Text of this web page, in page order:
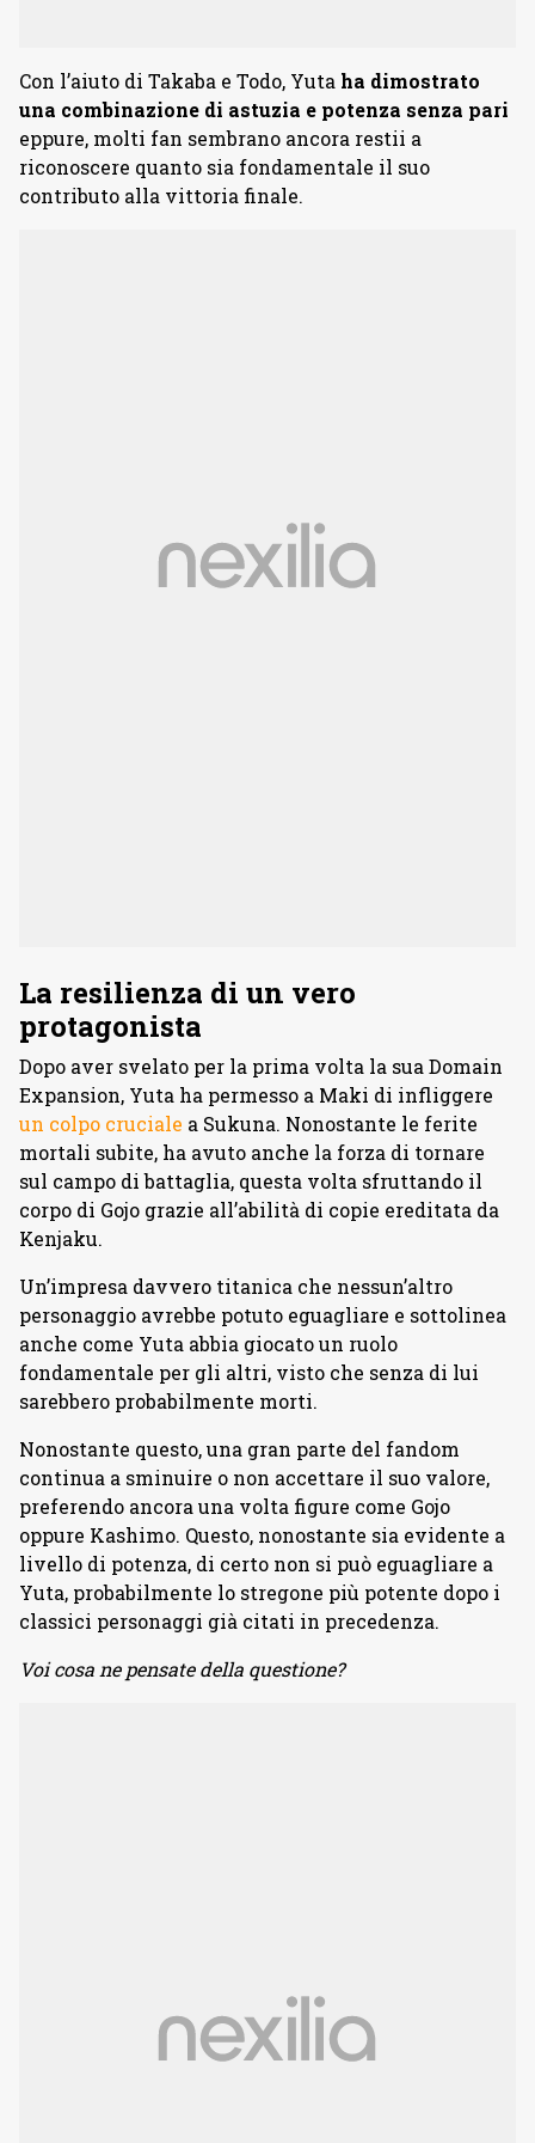
Con l’aiuto di Takaba e Todo, Yuta ha dimostrato
una combinazione di astuzia e potenza senza pari
eppure, molti fan sembrano ancora restii a
riconoscere quanto sia fondamentale il suo
contributo alla vittoria finale.
La resilienza di un vero
protagonista
Dopo aver svelato per la prima volta la sua Domain
Expansion, Yuta ha permesso a Maki di infliggere
un colpo cruciale a Sukuna. Nonostante le ferite
mortali subite, ha avuto anche la forza di tornare
sul campo di battaglia, questa volta sfruttando il
corpo di Gojo grazie all’abilità di copie ereditata da
Kenjaku.
Un’impresa davvero titanica che nessun’altro
personaggio avrebbe potuto eguagliare e sottolinea
anche come Yuta abbia giocato un ruolo
fondamentale per gli altri, visto che senza di lui
sarebbero probabilmente morti.
Nonostante questo, una gran parte del fandom
continua a sminuire o non accettare il suo valore,
preferendo ancora una volta figure come Gojo
oppure Kashimo. Questo, nonostante sia evidente a
livello di potenza, di certo non si può eguagliare a
Yuta, probabilmente lo stregone più potente dopo i
classici personaggi già citati in precedenza.
Voi cosa ne pensate della questione?